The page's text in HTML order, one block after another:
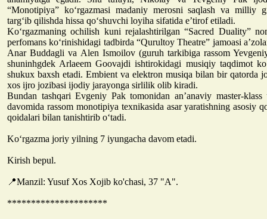
“Monotipiya” ko‘rgazmasi madaniy merosni saqlash va milliy
targ‘ib qilishda hissa qo‘shuvchi loyiha sifatida e’tirof etiladi.
Ko‘rgazmaning ochilish kuni rejalashtirilgan “Sacred Duality”
perfomans ko‘rinishidagi tadbirda “Qurultoy Theatre” jamoasi
Anar Buddagli va Alen Ismoilov (guruh tarkibiga rassom
shuninhgdek Arlaeem Goovajdi ishtirokidagi musiqiy taqdimot
shukux baxsh etadi. Embient va elektron musiqa bilan bir qatorda
xos ijro jozibasi ijodiy jarayonga sirlilik olib kiradi.
Bundan tashqari Evgeniy Pak tomonidan an’anaviy master-
davomida rassom monotipiya texnikasida asar yaratishning asosiy
qoidalari bilan tanishtirib o‘tadi.
Ko‘rgazma joriy yilning 7 iyungacha davom etadi.
Kirish bepul.
📍Manzil: Yusuf Xos Xojib ko'chasi, 37 "A".
*********************